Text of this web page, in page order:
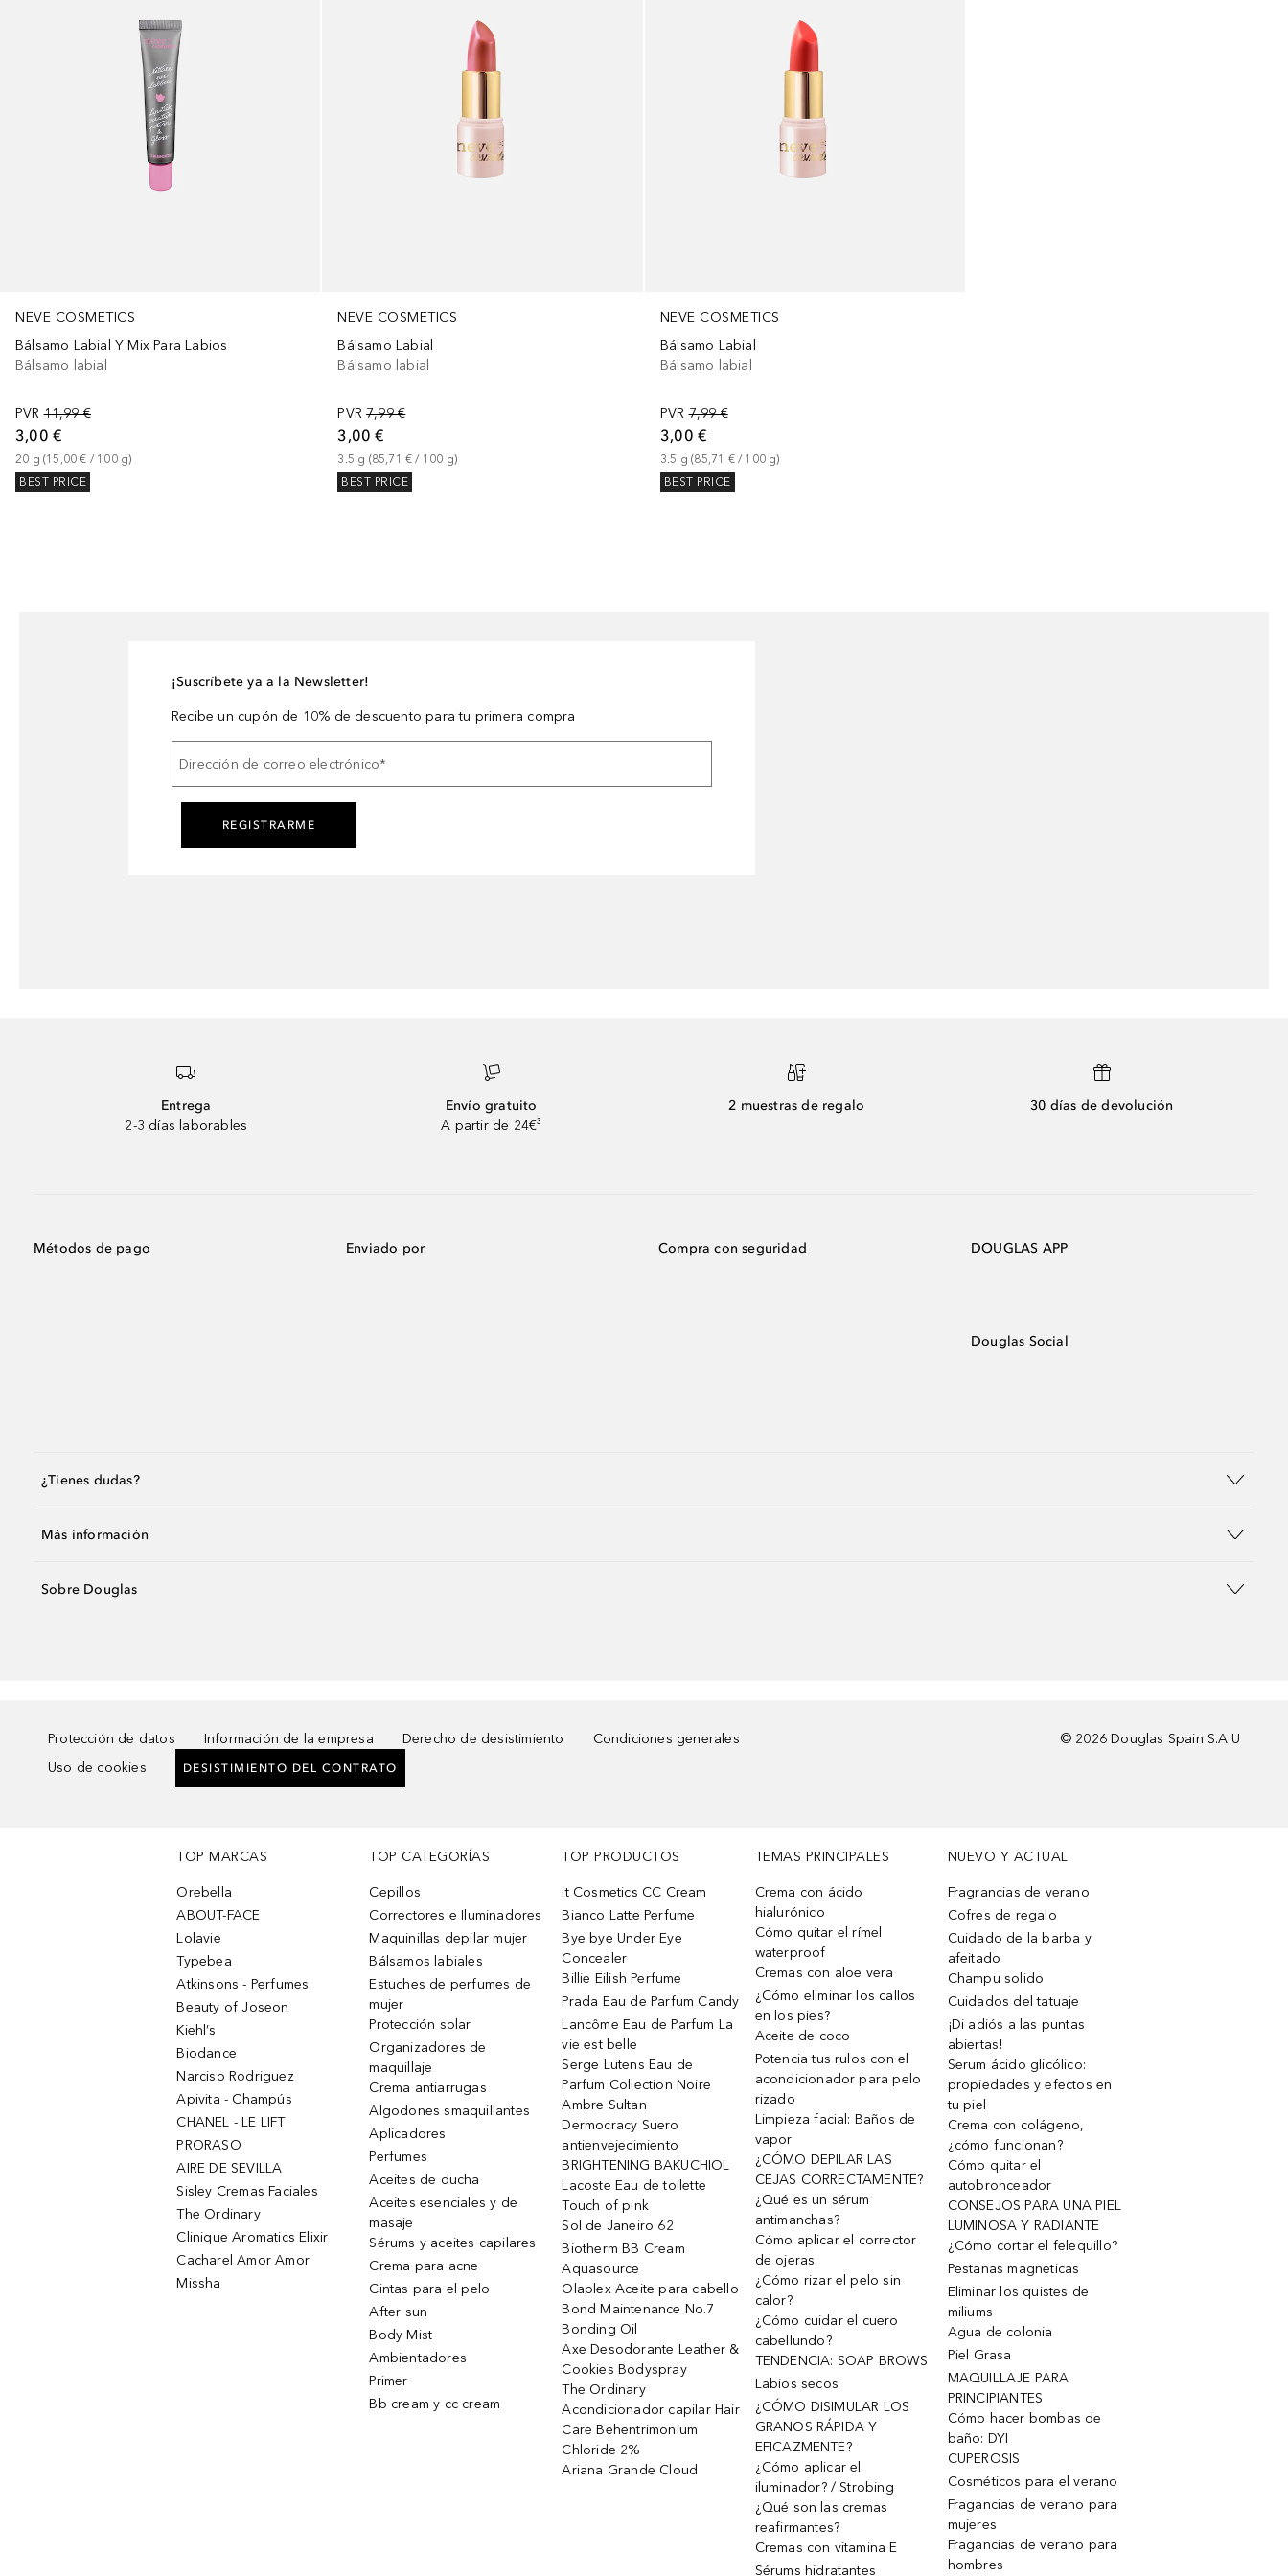
NEVE COSMETICS
Bálsamo Labial Y Mix Para Labios
Bálsamo labial
PVR 11,99 €
3,00 €
20 g (15,00 € / 100 g)
BEST PRICE
NEVE COSMETICS
Bálsamo Labial
Bálsamo labial
PVR 7,99 €
3,00 €
3.5 g (85,71 € / 100 g)
BEST PRICE
NEVE COSMETICS
Bálsamo Labial
Bálsamo labial
PVR 7,99 €
3,00 €
3.5 g (85,71 € / 100 g)
BEST PRICE
¡Suscríbete ya a la Newsletter!
Recibe un cupón de 10% de descuento para tu primera compra
Dirección de correo electrónico*
REGISTRARME
Entrega
2-3 días laborables
Envío gratuito
A partir de 24€³
2 muestras de regalo 30 días de devolución
Métodos de pago Enviado por Compra con seguridad DOUGLAS APP
Douglas Social
¿Tienes dudas?
Más información
Sobre Douglas
Protección de datos Información de la empresa Derecho de desistimiento
Condiciones generales
Uso de cookies
DESISTIMIENTO DEL CONTRATO
© 2026 Douglas Spain S.A.U
TOP MARCAS
Orebella
ABOUT-FACE
Lolavie
Typebea
Atkinsons - Perfumes
Beauty of Joseon
Kiehl’s
Biodance
Narciso Rodriguez
Apivita - Champús
CHANEL - LE LIFT
PRORASO
AIRE DE SEVILLA
Sisley Cremas Faciales
The Ordinary
Clinique Aromatics Elixir
Cacharel Amor Amor
Missha
TOP CATEGORÍAS
Cepillos
Correctores e Iluminadores
Maquinillas depilar mujer
Bálsamos labiales
Estuches de perfumes de
mujer
Protección solar
Organizadores de
maquillaje
Crema antiarrugas
Algodones smaquillantes
Aplicadores
Perfumes
Aceites de ducha
Aceites esenciales y de
masaje
Sérums y aceites capilares
Crema para acne
Cintas para el pelo
After sun
Body Mist
Ambientadores
Primer
Bb cream y cc cream
TOP PRODUCTOS
it Cosmetics CC Cream
Bianco Latte Perfume
Bye bye Under Eye
Concealer
Billie Eilish Perfume
Prada Eau de Parfum Candy
Lancôme Eau de Parfum La
vie est belle
Serge Lutens Eau de
Parfum Collection Noire
Ambre Sultan
Dermocracy Suero
antienvejecimiento
BRIGHTENING BAKUCHIOL
Lacoste Eau de toilette
Touch of pink
Sol de Janeiro 62
Biotherm BB Cream
Aquasource
Olaplex Aceite para cabello
Bond Maintenance No.7
Bonding Oil
Axe Desodorante Leather &
Cookies Bodyspray
The Ordinary
Acondicionador capilar Hair
Care Behentrimonium
Chloride 2%
Ariana Grande Cloud
TEMAS PRINCIPALES
Crema con ácido
hialurónico
Cómo quitar el rímel
waterproof
Cremas con aloe vera
¿Cómo eliminar los callos
en los pies?
Aceite de coco
Potencia tus rulos con el
acondicionador para pelo
rizado
Limpieza facial: Baños de
vapor
¿CÓMO DEPILAR LAS
CEJAS CORRECTAMENTE?
¿Qué es un sérum
antimanchas?
Cómo aplicar el corrector
de ojeras
¿Cómo rizar el pelo sin
calor?
¿Cómo cuidar el cuero
cabellundo?
TENDENCIA: SOAP BROWS
Labios secos
¿CÓMO DISIMULAR LOS
GRANOS RÁPIDA Y
EFICAZMENTE?
¿Cómo aplicar el
iluminador? / Strobing
¿Qué son las cremas
reafirmantes?
Cremas con vitamina E
Sérums hidratantes
NUEVO Y ACTUAL
Fragrancias de verano
Cofres de regalo
Cuidado de la barba y
afeitado
Champu solido
Cuidados del tatuaje
¡Di adiós a las puntas
abiertas!
Serum ácido glicólico:
propiedades y efectos en
tu piel
Crema con colágeno,
¿cómo funcionan?
Cómo quitar el
autobronceador
CONSEJOS PARA UNA PIEL
LUMINOSA Y RADIANTE
¿Cómo cortar el felequillo?
Pestanas magneticas
Eliminar los quistes de
miliums
Agua de colonia
Piel Grasa
MAQUILLAJE PARA
PRINCIPIANTES
Cómo hacer bombas de
baño: DYI
CUPEROSIS
Cosméticos para el verano
Fragancias de verano para
mujeres
Fragancias de verano para
hombres